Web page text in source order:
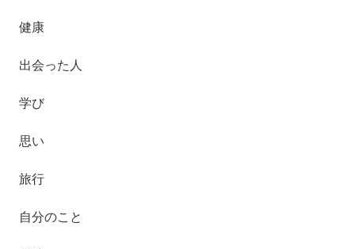
健康
出会った人
学び
思い
旅行
自分のこと